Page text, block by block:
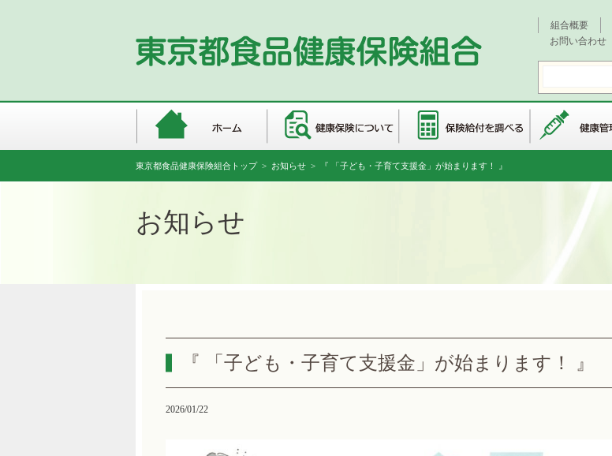
組合概要
お問い合わせ
東京都食品健康保険組合トップ> お知らせ > 『 「子ども・子育て支援金」が始まります！ 』
お知らせ
『 「子ども・子育て支援金」が始まります！ 』
2026/01/22